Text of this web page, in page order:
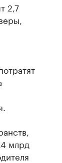
2,7
млрд